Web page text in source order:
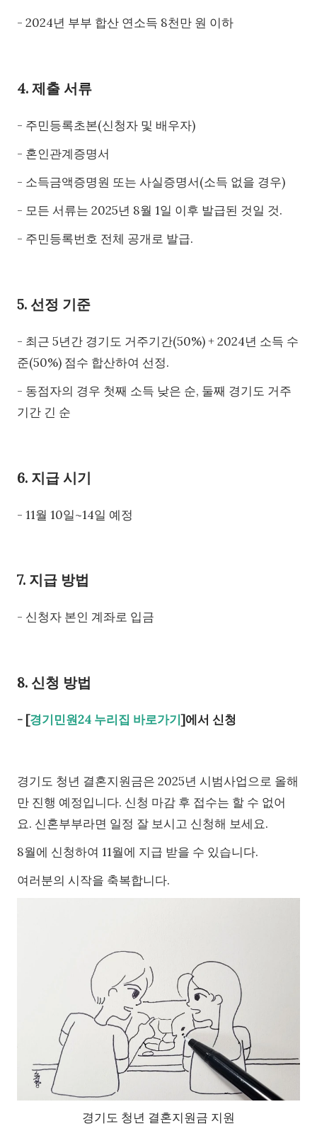
- 2024년 부부 합산 연소득 8천만 원 이하
4. 제출 서류
- 주민등록초본(신청자 및 배우자)
- 혼인관계증명서
- 소득금액증명원 또는 사실증명서(소득 없을 경우)
- 모든 서류는 2025년 8월 1일 이후 발급된 것일 것.
- 주민등록번호 전체 공개로 발급.
5. 선정 기준
- 최근 5년간 경기도 거주기간(50%) + 2024년 소득 수
준(50%) 점수 합산하여 선정.
- 동점자의 경우 첫째 소득 낮은 순, 둘째 경기도 거주
기간 긴 순
6. 지급 시기
- 11월 10일~14일 예정
7. 지급 방법
- 신청자 본인 계좌로 입금
8. 신청 방법
- [경기민원24 누리집 바로가기]에서 신청
경기도 청년 결혼지원금은 2025년 시범사업으로 올해
만 진행 예정입니다. 신청 마감 후 접수는 할 수 없어
요. 신혼부부라면 일정 잘 보시고 신청해 보세요.
8월에 신청하여 11월에 지급 받을 수 있습니다.
여러분의 시작을 축복합니다.
경기도 청년 결혼지원금 지원